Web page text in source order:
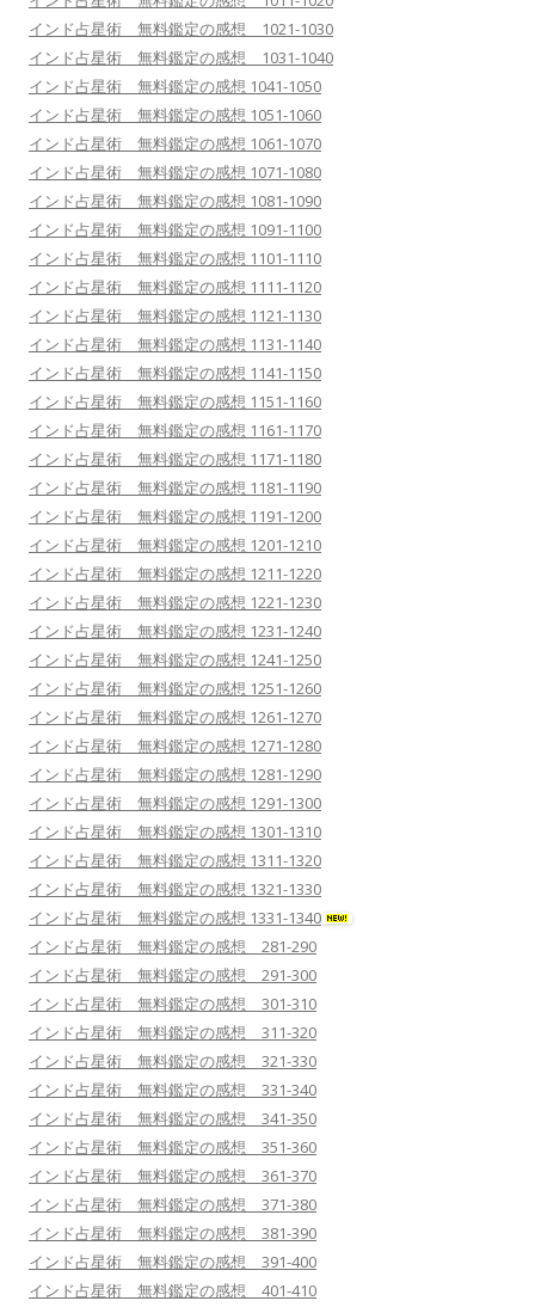
インド占星術 無料鑑定の感想 1021-1030
インド占星術 無料鑑定の感想 1031-1040
インド占星術 無料鑑定の感想 1041-1050
インド占星術 無料鑑定の感想 1051-1060
インド占星術 無料鑑定の感想 1061-1070
インド占星術 無料鑑定の感想 1071-1080
インド占星術 無料鑑定の感想 1081-1090
インド占星術 無料鑑定の感想 1091-1100
インド占星術 無料鑑定の感想 1101-1110
インド占星術 無料鑑定の感想 1111-1120
インド占星術 無料鑑定の感想 1121-1130
インド占星術 無料鑑定の感想 1131-1140
インド占星術 無料鑑定の感想 1141-1150
インド占星術 無料鑑定の感想 1151-1160
インド占星術 無料鑑定の感想 1161-1170
インド占星術 無料鑑定の感想 1171-1180
インド占星術 無料鑑定の感想 1181-1190
インド占星術 無料鑑定の感想 1191-1200
インド占星術 無料鑑定の感想 1201-1210
インド占星術 無料鑑定の感想 1211-1220
インド占星術 無料鑑定の感想 1221-1230
インド占星術 無料鑑定の感想 1231-1240
インド占星術 無料鑑定の感想 1241-1250
インド占星術 無料鑑定の感想 1251-1260
インド占星術 無料鑑定の感想 1261-1270
インド占星術 無料鑑定の感想 1271-1280
インド占星術 無料鑑定の感想 1281-1290
インド占星術 無料鑑定の感想 1291-1300
インド占星術 無料鑑定の感想 1301-1310
インド占星術 無料鑑定の感想 1311-1320
インド占星術 無料鑑定の感想 1321-1330
インド占星術 無料鑑定の感想 1331-1340
インド占星術 無料鑑定の感想 281-290
インド占星術 無料鑑定の感想 291-300
インド占星術 無料鑑定の感想 301-310
インド占星術 無料鑑定の感想 311-320
インド占星術 無料鑑定の感想 321-330
インド占星術 無料鑑定の感想 331-340
インド占星術 無料鑑定の感想 341-350
インド占星術 無料鑑定の感想 351-360
インド占星術 無料鑑定の感想 361-370
インド占星術 無料鑑定の感想 371-380
インド占星術 無料鑑定の感想 381-390
インド占星術 無料鑑定の感想 391-400
インド占星術 無料鑑定の感想 401-410